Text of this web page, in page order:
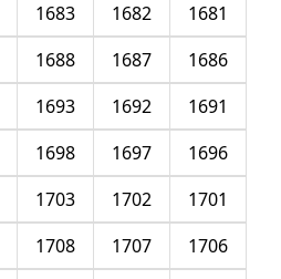
1681
1682
1683
1686
1687
1688
1691
1692
1693
1696
1697
1698
1701
1702
1703
1706
1707
1708